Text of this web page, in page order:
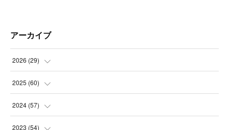
アーカイブ
2026 (29)
(5
(3
(7
2025 (60)
(3
(3
2024 (57)
(4
2023 (54)